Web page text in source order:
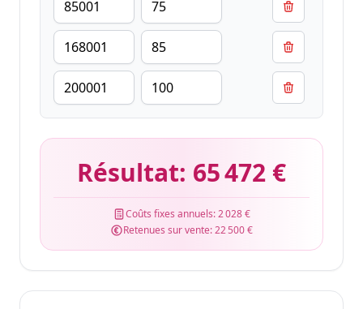
Résultat: 65 472 €
Coûts fixes annuels:2 028 €
Retenues sur vente:22 500 €